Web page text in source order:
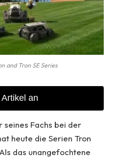
and Tron SE Series
seines Fachs bei der
heute die Serien Tron
das unangefochtene